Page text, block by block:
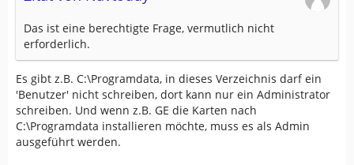
Das ist eine berechtigte Frage, vermutlich nicht
erforderlich.
Es gibt z.B. C:\Programdata, in dieses Verzeichnis darf ein
'Benutzer' nicht schreiben, dort kann nur ein Administrator
schreiben. Und wenn z.B. GE die Karten nach
C:\Programdata installieren möchte, muss es als Admin
ausgeführt werden.